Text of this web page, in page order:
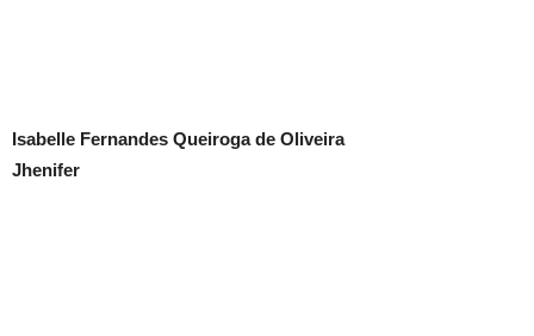
Isabelle Fernandes Queiroga de Oliveira
Jhenifer